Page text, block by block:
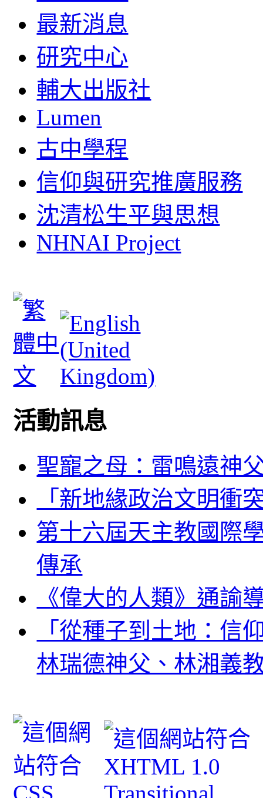
最新消息
研究中心
輔大出版社
Lumen
古中學程
信仰與研究推廣服務
沈清松生平與思想
NHNAI Project
活動訊息
聖寵之母：雷鳴遠神
「新地緣政治文明衝
第十六屆天主教國際
傳承
《偉大的人類》通諭
「從種子到土地：信
林瑞德神父、林湘義